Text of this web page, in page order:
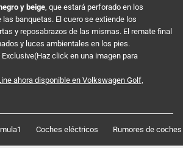
y beige , que estará perforado en los
banquetas. El cuero se extiende los
y reposabrazos de las mismas. El remate final
y luces ambientales en los pies.
click en una imagen para
ahora disponible en Volkswagen Golf,
Coches eléctricos Rumores de coches